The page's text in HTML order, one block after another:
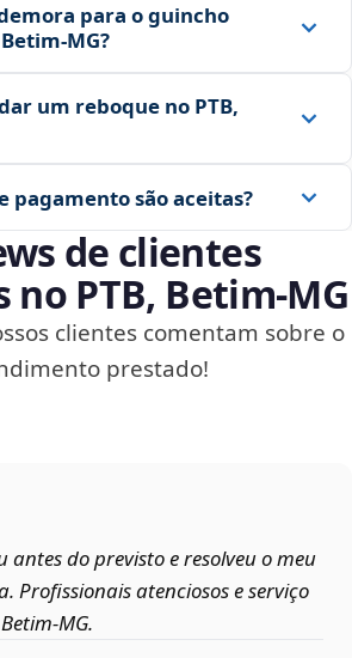
para o guincho
um reboque no PTB,
pagamento são aceitas?
de clientes
PTB, Betim‑MG
clientes comentam sobre o
prestado!
antes do previsto e resolveu o meu
Profissionais atenciosos e serviço